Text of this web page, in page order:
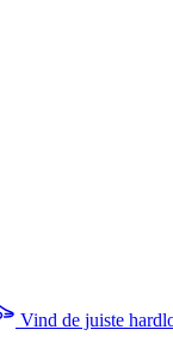
Vind de juiste